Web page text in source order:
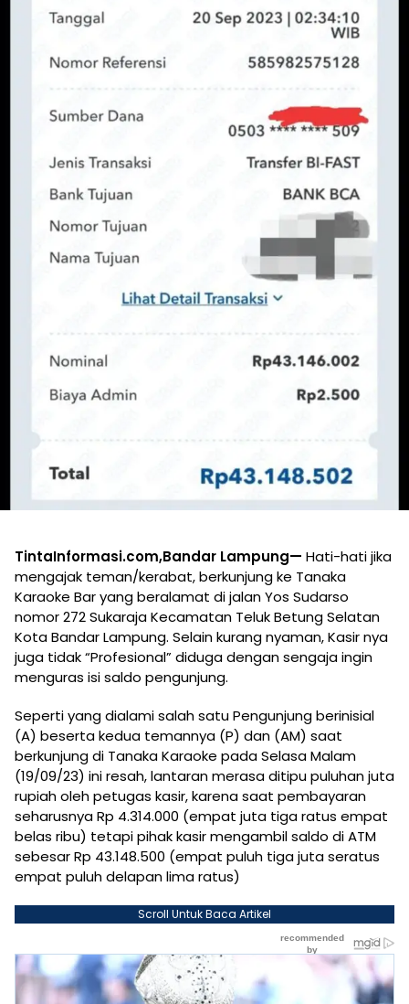
TintaInformasi.com,Bandar Lampung— Hati-hati jika
mengajak teman/kerabat, berkunjung ke Tanaka
Karaoke Bar yang beralamat di jalan Yos Sudarso
nomor 272 Sukaraja Kecamatan Teluk Betung Selatan
Kota Bandar Lampung. Selain kurang nyaman, Kasir nya
juga tidak “Profesional” diduga dengan sengaja ingin
menguras isi saldo pengunjung.
Seperti yang dialami salah satu Pengunjung berinisial
(A) beserta kedua temannya (P) dan (AM) saat
berkunjung di Tanaka Karaoke pada Selasa Malam
(19/09/23) ini resah, lantaran merasa ditipu puluhan juta
rupiah oleh petugas kasir, karena saat pembayaran
seharusnya Rp 4.314.000 (empat juta tiga ratus empat
belas ribu) tetapi pihak kasir mengambil saldo di ATM
sebesar Rp 43.148.500 (empat puluh tiga juta seratus
empat puluh delapan lima ratus)
Scroll Untuk Baca Artikel